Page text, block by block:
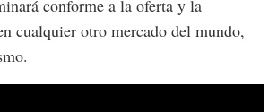
conforme a la oferta y la
cualquier otro mercado del mundo,